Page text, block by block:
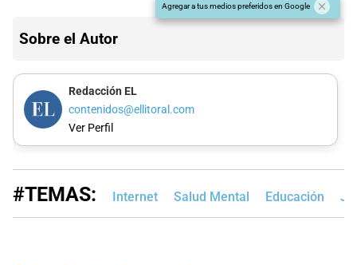
Agregar a tus medios preferidos en Google
Sobre el Autor
Redacción EL
contenidos@ellitoral.com
Ver Perfil
#TEMAS: Internet Salud Mental Educación